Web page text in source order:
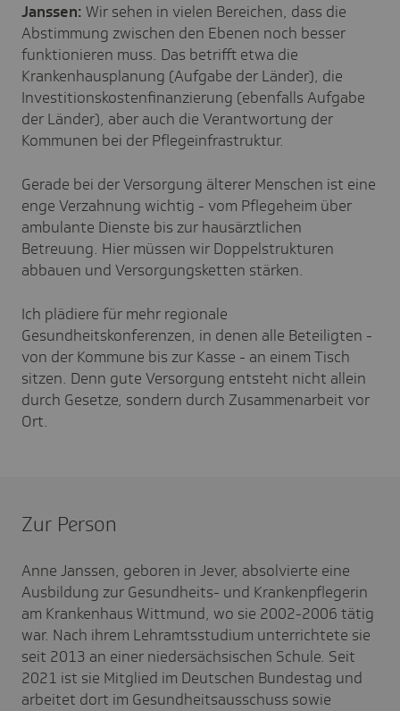
Janssen: Wir sehen in vielen Bereichen, dass die
Abstimmung zwischen den Ebenen noch besser
funktionieren muss. Das betrifft etwa die
Krankenhausplanung (Aufgabe der Länder), die
Investitionskostenfinanzierung (ebenfalls Aufgabe
der Länder), aber auch die Verantwortung der
Kommunen bei der Pflegeinfrastruktur.
Gerade bei der Versorgung älterer Menschen ist eine
enge Verzahnung wichtig - vom Pflegeheim über
ambulante Dienste bis zur hausärztlichen
Betreuung. Hier müssen wir Doppelstrukturen
abbauen und Versorgungsketten stärken.
Ich plädiere für mehr regionale
Gesundheitskonferenzen, in denen alle Beteiligten -
von der Kommune bis zur Kasse - an einem Tisch
sitzen. Denn gute Versorgung entsteht nicht allein
durch Gesetze, sondern durch Zusammenarbeit vor
Ort.
Zur Person
Anne Janssen, geboren in Jever, absolvierte eine
Ausbildung zur Gesundheits- und Krankenpflegerin
am Krankenhaus Wittmund, wo sie 2002-2006 tätig
war. Nach ihrem Lehramtsstudium unterrichtete sie
seit 2013 an einer niedersächsischen Schule. Seit
2021 ist sie Mitglied im Deutschen Bundestag und
arbeitet dort im Gesundheitsausschuss sowie